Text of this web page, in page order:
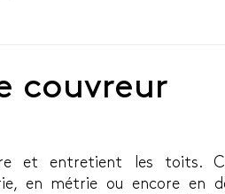
couvreur
et entretient les toits.
en métrie ou encore en